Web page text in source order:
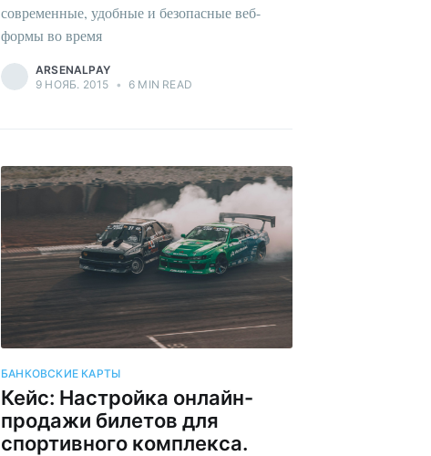
современные, удобные и безопасные веб-
формы во время
ARSENALPAY
9 НОЯБ. 2015 • 6 MIN READ
БАНКОВСКИЕ КАРТЫ
Кейс: Настройка онлайн-
продажи билетов для
спортивного комплекса.